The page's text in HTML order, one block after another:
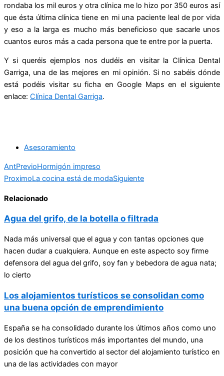
rondaba los mil euros y otra clínica me lo hizo por 350 euros así
que ésta última clínica tiene en mi una paciente leal de por vida
y eso a la larga es mucho más beneficioso que sacarle unos
cuantos euros más a cada persona que te entre por la puerta.
Y si queréis ejemplos nos dudéis en visitar la Clínica Dental
Garriga, una de las mejores en mi opinión. Si no sabéis dónde
está podéis visitar su ficha en Google Maps en el siguiente
enlace: Clínica Dental Garriga.
Asesoramiento
AntPrevioHormigón impreso
ProximoLa cocina está de modaSiguiente
Relacionado
Agua del grifo, de la botella o filtrada
Nada más universal que el agua y con tantas opciones que
hacen dudar a cualquiera. Aunque en este aspecto soy firme
defensora del agua del grifo, soy fan y bebedora de agua nata;
lo cierto
Los alojamientos turísticos se consolidan como
una buena opción de emprendimiento
España se ha consolidado durante los últimos años como uno
de los destinos turísticos más importantes del mundo, una
posición que ha convertido al sector del alojamiento turístico en
una de las actividades con mayor